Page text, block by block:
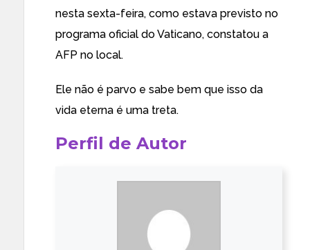
nesta sexta-feira, como estava previsto no
programa oficial do Vaticano, constatou a
AFP no local.
Ele não é parvo e sabe bem que isso da
vida eterna é uma treta.
Perfil de Autor